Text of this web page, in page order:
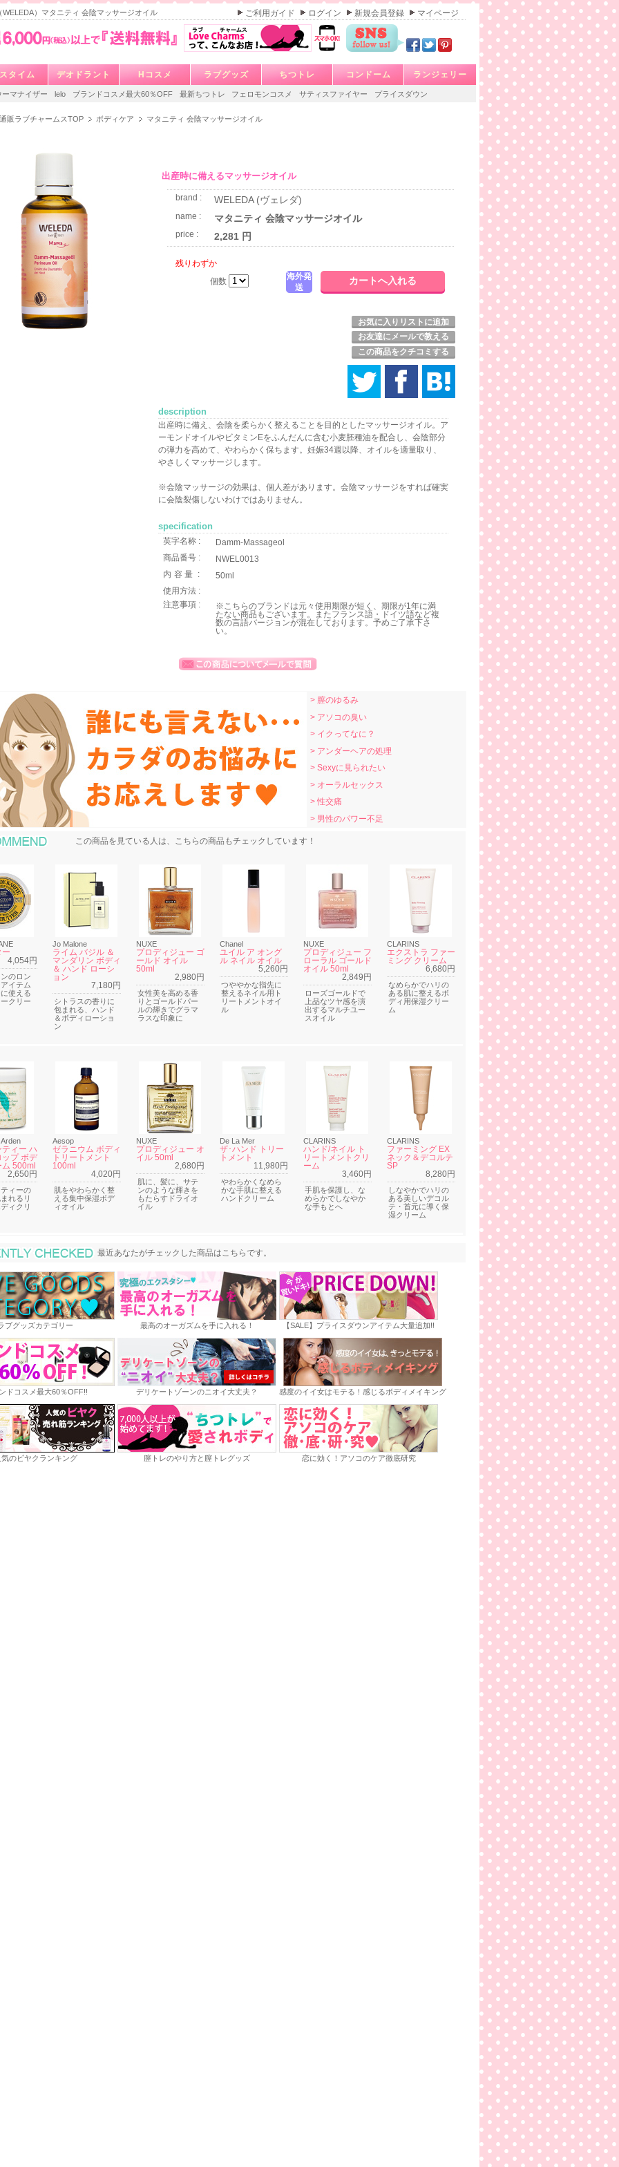
WELEDA）マタニティ 会陰マッサージオイル ご利用ガイド ログイン 新規会員登録 マイページ
タイム デオドラント Hコスメ ラブグッズ ちつトレ コンドーム ランジェリー
ーマナイザー lelo ブランドコスメ最大60％OFF 最新ちつトレ フェロモンコスメ サティスファイヤー プライスダウン
販ラブチャームスTOP ボディケア マタニティ 会陰マッサージオイル
出産時に備えるマッサージオイル
brand : WELEDA (ヴェレダ)
name : マタニティ 会陰マッサージオイル
price : 2,281 円
残りわずか
個数
海外発
送
お気に入りリストに追加
お友達にメールで教える
この商品をクチコミする
description
出産時に備え、会陰を柔らかく整えることを目的としたマッサージオイル。ア
ーモンドオイルやビタミンEをふんだんに含む小麦胚種油を配合し、会陰部分
の弾力を高めて、やわらかく保ちます。妊娠34週以降、オイルを適量取り、
やさしくマッサージします。
※会陰マッサージの効果は、個人差があります。会陰マッサージをすれば確実
に会陰裂傷しないわけではありません。
specification
英字名称 :
Damm-Massageol
商品番号 :
NWEL0013
内容量 :
50ml
使用方法 :
注意事項 :
※こちらのブランドは元々使用期限が短く、期限が1年に満
たない商品もございます。またフランス語・ドイツ語など複
数の言語バージョンが混在しております。予めご了承下さ
い。
> 膣のゆるみ
> アソコの臭い
> イクってなに？
> アンダーヘアの処理
> Sexyに見られたい
> オーラルセックス
> 性交痛
> 男性のパワー不足
おすすめ商品
この商品を見ている人は、こちらの商品もチェックしています！
ー
4,054円
のロン
イテム
使える
クリー
Jo Malone
ライム バジル ＆
マンダリン ボディ
＆ ハンド ローシ
ョン
7,180円
シトラスの香りに
包まれる、ハンド
＆ボディローショ
ン
NUXE
プロディジュー ゴ
ールド オイル
50ml
2,980円
女性美を高める香
りとゴールドパー
ルの輝きでグラマ
ラスな印象に
Chanel
ユイル ア オング
ル ネイル オイル
5,260円
つややかな指先に
整えるネイル用ト
リートメントオイ
ル
NUXE
プロディジュー フ
ローラル ゴールド
オイル 50ml
2,849円
ローズゴールドで
上品なツヤ感を演
出するマルチユー
スオイル
CLARINS
エクストラ ファー
ミング クリーム
6,680円
なめらかでハリの
ある肌に整えるボ
ディ用保湿クリー
ム
ィー ハ
プ ボデ
500ml
2,650円
ィーの
れるリ
ィクリ
Aesop
ゼラニウム ボディ
トリートメント
100ml
4,020円
肌をやわらかく整
える集中保湿ボデ
ィオイル
NUXE
プロディジュー オ
イル 50ml
2,680円
肌に、髪に、サテ
ンのような輝きを
もたらすドライオ
イル
De La Mer
ザ･ハンド トリー
トメント
11,980円
やわらかくなめら
かな手肌に整える
ハンドクリーム
CLARINS
ハンド/ネイル ト
リートメントクリ
ーム
3,460円
手肌を保護し、な
めらかでしなやか
な手もとへ
CLARINS
ファーミング EX
ネック＆デコルテ
SP
8,280円
しなやかでハリの
ある美しいデコル
テ・首元に導く保
湿クリーム
最近あなたがチェックした商品
最近あなたがチェックした商品はこちらです。
ブグッズカテゴリー 最高のオーガズムを手に入れる！ 【SALE】プライスダウンアイテム大量追加!!
ドコスメ最大60％OFF!! デリケートゾーンのニオイ大丈夫？ 感度のイイ女はモテる！感じるボディメイキング
のビヤクランキング 膣トレのやり方と膣トレグッズ 恋に効く！アソコのケア徹底研究